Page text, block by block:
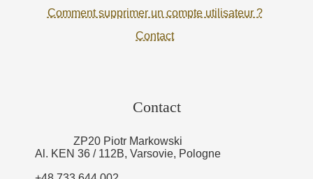
Comment supprimer un compte utilisateur ?
Contact
Contact
ZP20 Piotr Markowski
Al. KEN 36 / 112B, Varsovie, Pologne